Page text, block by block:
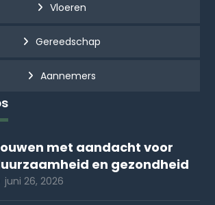
Vloeren
Gereedschap
Aannemers
met aandacht voor
en gezondheid
juni 26, 2026